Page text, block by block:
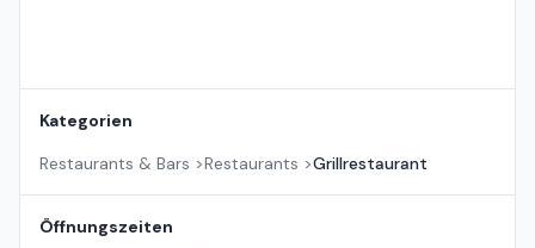
Kategorien
Restaurants & Bars >Restaurants >Grillrestaurant
Öffnungszeiten